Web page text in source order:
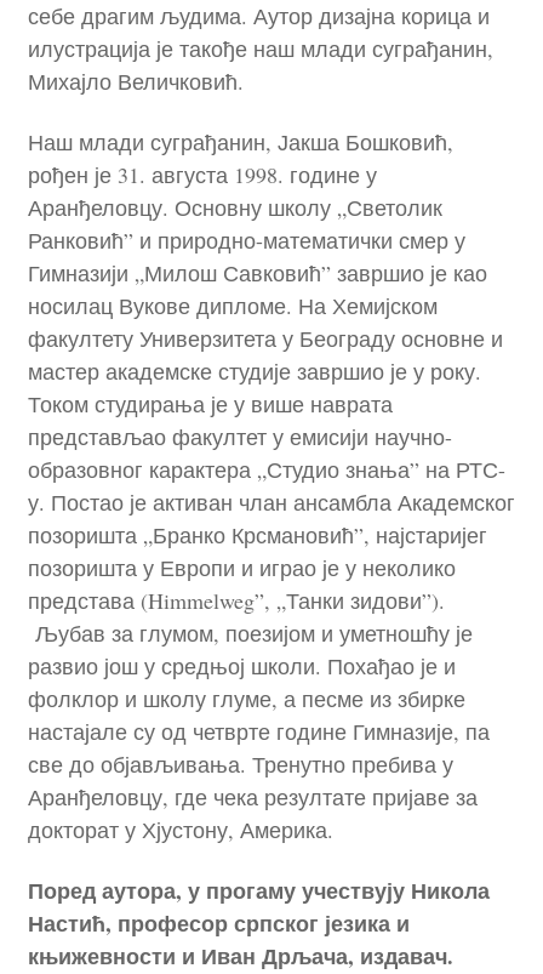
себе драгим људима. Аутор дизајна корица и
илустрација је такође наш млади суграђанин,
Михајло Величковић.
Наш млади суграђанин, Јакша Бошковић,
рођен је 31. августа 1998. године у
Аранђеловцу. Основну школу „Светолик
Ранковић” и природно-математички смер у
Гимназији „Милош Савковић” завршио је као
носилац Вукове дипломе. На Хемијском
факултету Универзитета у Београду основне и
мастер академске студије завршио је у року.
Током студирања је у више наврата
представљао факултет у емисији научно-
образовног карактера „Студио знања” на РТС-
у. Постао је активан члан ансамбла Академског
позоришта „Бранко Крсмановић”, најстаријег
позоришта у Европи и играо је у неколико
представа (Himmelweg”, „Танки зидови”).
Љубав за глумом, поезијом и уметношћу је
развио још у средњој школи. Похађао је и
фолклор и школу глуме, а песме из збирке
настајале су од четврте године Гимназије, па
све до објављивања. Тренутно пребива у
Аранђеловцу, где чека резултате пријаве за
докторат у Хјустону, Америка.
Поред аутора, у прогаму учествују Никола
Настић, професор српског језика и
књижевности и Иван Дрљача, издавач.